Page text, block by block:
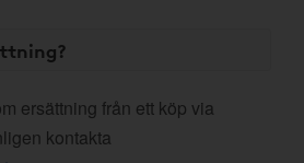
ersättning från ett köp via
kontakta